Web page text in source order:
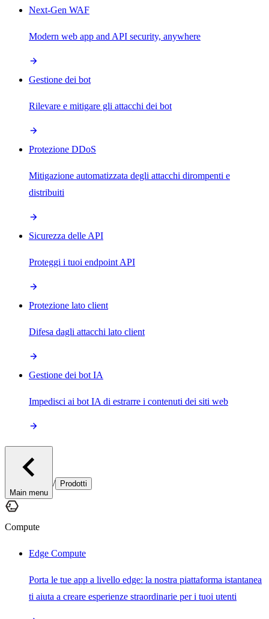
Next-Gen WAF
Modern web app and API security, anywhere
Gestione dei bot
Rilevare e mitigare gli attacchi dei bot
Protezione DDoS
Mitigazione automatizzata degli attacchi dirompenti e
distribuiti
Sicurezza delle API
Proteggi i tuoi endpoint API
Protezione lato client
Difesa dagli attacchi lato client
Gestione dei bot IA
Impedisci ai bot IA di estrarre i contenuti dei siti web
Main menu
/ Prodotti
Compute
Edge Compute
Porta le tue app a livello edge: la nostra piattaforma istantanea
ti aiuta a creare esperienze straordinarie per i tuoi utenti